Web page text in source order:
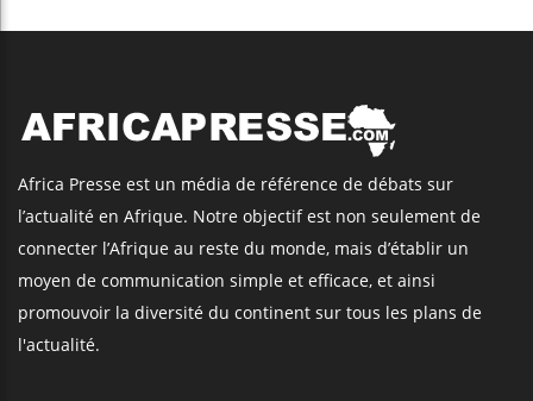
Africa Presse est un média de référence de débats sur
l’actualité en Afrique. Notre objectif est non seulement de
connecter l’Afrique au reste du monde, mais d’établir un
moyen de communication simple et efficace, et ainsi
promouvoir la diversité du continent sur tous les plans de
l'actualité.